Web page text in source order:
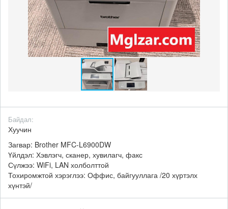
Байдал:
Хуучин
Загвар: Brother MFC-L6900DW
Үйлдэл: Хэвлэгч, сканер, хувилагч, факс
Сүлжээ: WiFi, LAN холболттой
Тохиромжтой хэрэглээ: Оффис, байгууллага /20 хүртэлх
хүнтэй/